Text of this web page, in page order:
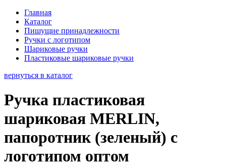
Главная
Каталог
Пишущие принадлежности
Ручки с логотипом
Шариковые ручки
Пластиковые шариковые ручки
вернуться в каталог
Ручка пластиковая
шариковая MERLIN,
папоротник (зеленый) с
логотипом оптом